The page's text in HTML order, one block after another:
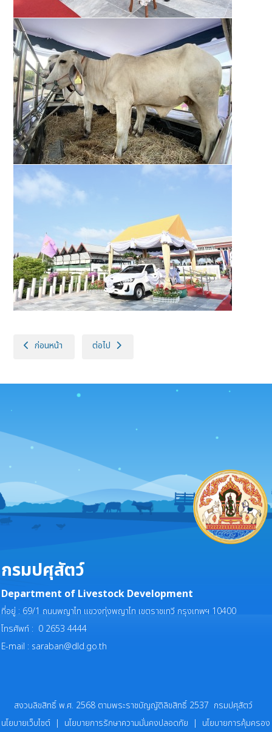
เนื้อหาก่อนหน้า: ทูลกระหม่อมหญิงอุบลรัตนราชกัญญา สิริวัฒนาพรรณวดี เ
ก่อนหน้า เนื้อหาถัดไป: กรมปศุสัตว์ เข้าร่วมพิธีรับกระเช้าของข
ต่อไป
กรมปศุสัตว์
Department of Livestock Development
ที่อยู่ : 69/1 ถนนพญาไท แขวงทุ่งพญาไท เขตราชเทวี กรุงเทพฯ 10400
โทรศัพท์ : 0 2653 4444
E-mail : saraban@dld.go.th
สงวนลิขสิทธิ์ พ.ศ. 2568 ตามพระราชบัญญัติลิขสิทธิ์ 2537 กรมปศุสัตว์
นโยบายเว็บไซต์ | นโยบายการรักษาความมั่นคงปลอดภัย | นโยบายการคุ้มครอง